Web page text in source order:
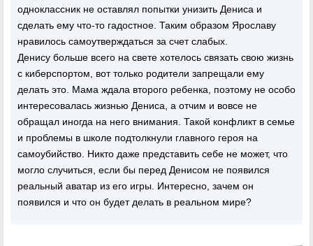
одноклассник не оставлял попытки унизить Дениса и
сделать ему что-то гадостное. Таким образом Ярославу
нравилось самоутверждаться за счет слабых.
Денису больше всего на свете хотелось связать свою жизнь
с киберспортом, вот только родители запрещали ему
делать это. Мама ждала второго ребенка, поэтому не особо
интересовалась жизнью Дениса, а отчим и вовсе не
обращал иногда на него внимания. Такой конфликт в семье
и проблемы в школе подтолкнули главного героя на
самоубийство. Никто даже представить себе не может, что
могло случиться, если бы перед Денисом не появился
реальный аватар из его игры. Интересно, зачем он
появился и что он будет делать в реальном мире?